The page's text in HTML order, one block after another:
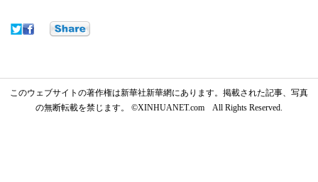
このウェブサイトの著作権は新華社新華網にあります。掲載された記事、写真
の無断転載を禁じます。 ©XINHUANET.com All Rights Reserved.